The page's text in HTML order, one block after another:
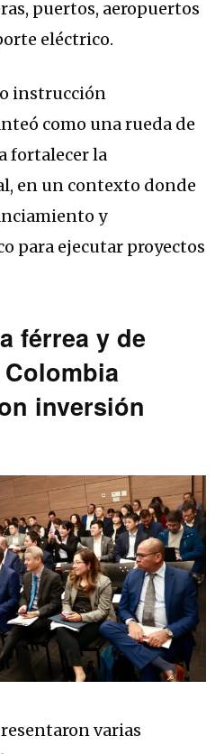
puertos, aeropuertos
eléctrico.
instrucción
como una rueda de
fortalecer la
en un contexto donde
y
para ejecutar proyectos
férrea y de
inversión
varias